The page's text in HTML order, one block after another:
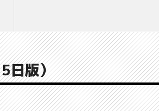
日版）